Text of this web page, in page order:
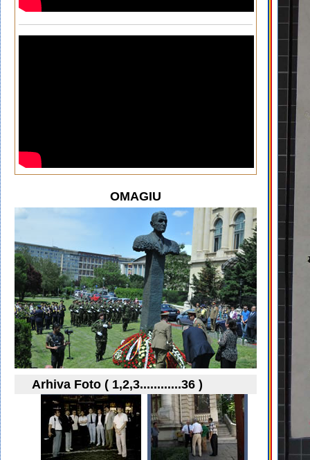
OMAGIU
Arhiva Foto ( 1,2,3............36 )